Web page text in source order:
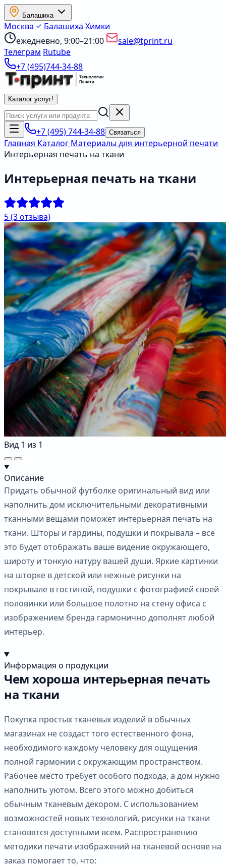
Балашиха
Москва Балашиха Химки
ежедневно, 9:00–21:00
sale@tprint.ru
Телеграм Rutube
+7 (495)744-34-88
Каталог услуг!
+7 (495) 744-34-88 Связаться
Главная Каталог Материалы для интерьерной печати
Интерьерная печать на ткани
Интерьерная печать на ткани
5(3 отзыва)
Вид 1 из 1
Описание
Придать обычной футболке оригинальный вид или
наполнить дом исключительными декоративными
тканными вещами поможет интерьерная печать на
ткани. Шторы и гардины, подушки и покрывала – все
это будет отображать ваше видение окружающего,
широту и тонкую натуру вашей души. Яркие картинки
на шторке в детской или нежные рисунки на
покрывале в гостиной, подушки с фотографией своей
половинки или большое полотно на стену офиса с
изображением бренда гармонично дополнят любой
интерьер.
Информация о продукции
Чем хороша интерьерная печать
на ткани
Покупка простых тканевых изделий в обычных
магазинах не создаст того естественного фона,
необходимого каждому человеку для ощущения
полной гармонии с окружающим пространством.
Рабочее место требует особого подхода, а дом нужно
наполнить уютом. Всего этого можно добиться
обычным тканевым декором. С использованием
возможностей новых технологий, рисунки на ткани
становятся доступными всем. Распространению
методики печати изображений на тканевой основе на
заказ помогает то, что: